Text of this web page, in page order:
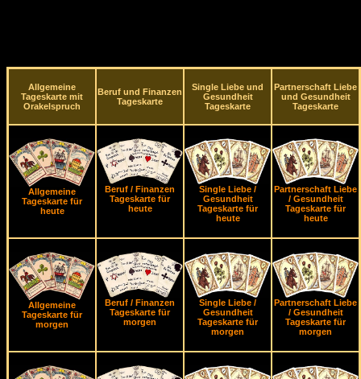
Allgemeine
Tageskarte mit
Orakelspruch
Beruf und Finanzen
Tageskarte
Single Liebe und
Gesundheit
Tageskarte
Partnerschaft Liebe
und Gesundheit
Tageskarte
Allgemeine
Tageskarte für
heute
Beruf / Finanzen
Tageskarte für
heute
Single Liebe /
Gesundheit
Tageskarte für
heute
Partnerschaft Liebe
/ Gesundheit
Tageskarte für
heute
Allgemeine
Tageskarte für
morgen
Beruf / Finanzen
Tageskarte für
morgen
Single Liebe /
Gesundheit
Tageskarte für
morgen
Partnerschaft Liebe
/ Gesundheit
Tageskarte für
morgen